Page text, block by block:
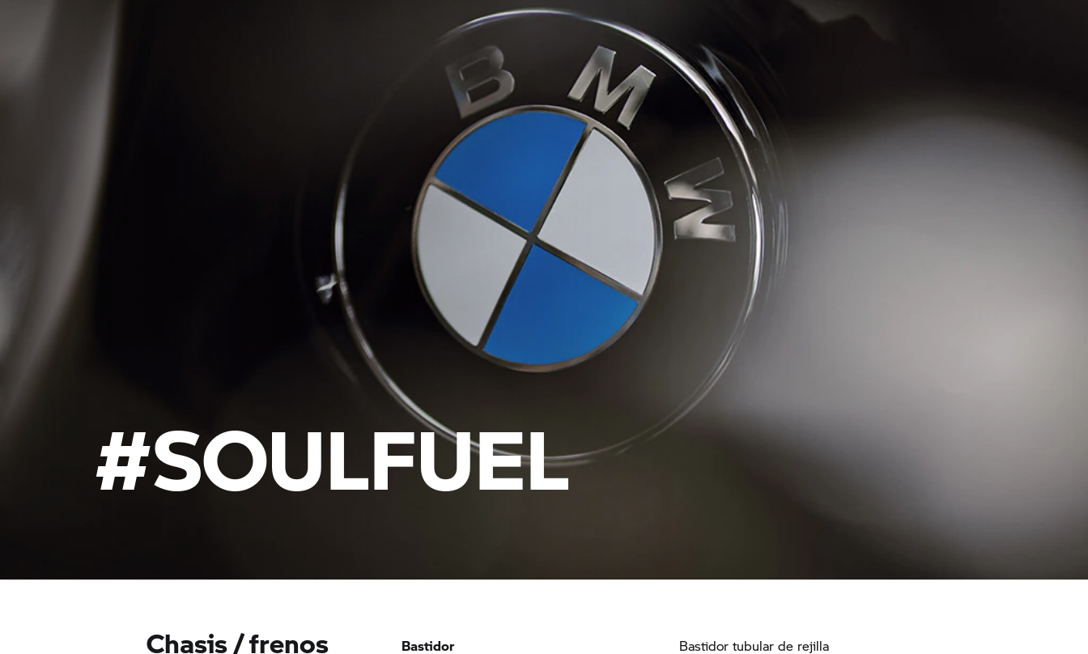
#SOULFUEL
Chasis / frenos Bastidor Bastidor tubular de rejilla